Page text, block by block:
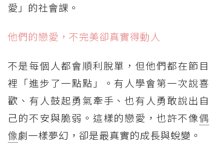
愛」的社會課。
他們的戀愛，不完美卻真實得動人
不是每個人都會順利脫單，但他們都在節目
裡「進步了一點點」。有人學會第一次說喜
歡、有人鼓起勇氣牽手、也有人勇敢說出自
己的不安與脆弱。這樣的戀愛，也許不像偶
像劇一樣夢幻，卻是最真實的成長與蛻變。